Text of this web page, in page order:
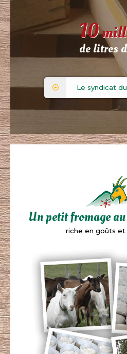
10
de litres
Le syndicat
Un petit fromage
riche en goûts et